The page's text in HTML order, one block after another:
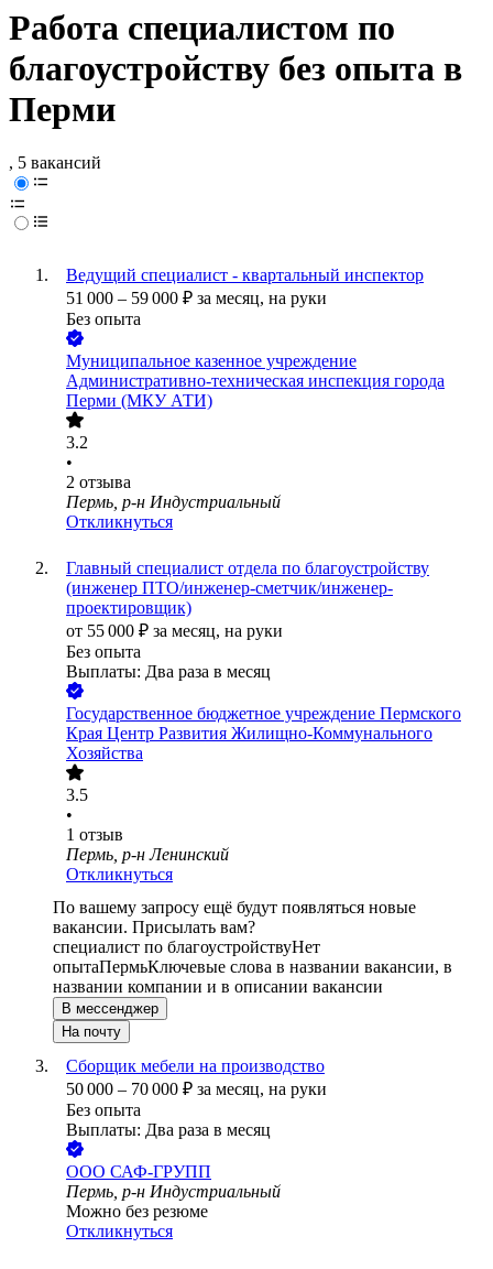
Работа специалистом по
благоустройству без опыта в
Перми
, 5 вакансий
Ведущий специалист - квартальный инспектор
51 000 – 59 000 ₽ за месяц, на руки
Без опыта
Муниципальное казенное учреждение
Административно-техническая инспекция города
Перми (МКУ АТИ)
3.2
•
2 отзыва
Пермь, р-н Индустриальный
Откликнуться
Главный специалист отдела по благоустройству
(инженер ПТО/инженер-сметчик/инженер-
проектировщик)
от 55 000 ₽ за месяц, на руки
Без опыта
Выплаты: Два раза в месяц
Государственное бюджетное учреждение Пермского
Края Центр Развития Жилищно-Коммунального
Хозяйства
3.5
•
1 отзыв
Пермь, р-н Ленинский
Откликнуться
По вашему запросу ещё будут появляться новые
вакансии. Присылать вам?
специалист по благоустройствуНет
опытаПермьКлючевые слова в названии вакансии, в
названии компании и в описании вакансии
В мессенджер
На почту
Сборщик мебели на производство
50 000 – 70 000 ₽ за месяц, на руки
Без опыта
Выплаты: Два раза в месяц
ООО САФ-ГРУПП
Пермь, р-н Индустриальный
Можно без резюме
Откликнуться